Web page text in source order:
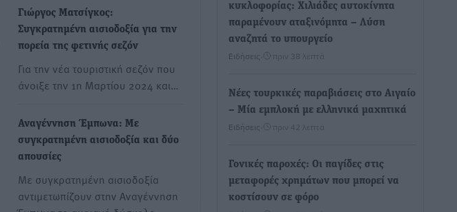
Γιώργος Ματσίγκος:
Συγκρατημένη αισιοδοξία για την
πορεία της φετινής σεζόν
Για την νέα τουριστική σεζόν που
άνοιξε την 1η Μαρτίου 2024 και…
Αναγέννηση Έμπωνα: Με
συγκρατημένη αισιοδοξία και δύο
απουσίες
Με συγκρατημένη αισιοδοξία
αντιμετωπίζουν στην Αναγέννηση
κυκλοφορίας: Χιλιάδες αυτοκίνητα
παραμένουν αταξινόμητα – Λύση
αναζητά το υπουργείο
Ειδήσεις πριν 38 λεπτά
Νέες τουρκικές παραβιάσεις στο Αιγαίο
– Μία εμπλοκή με ελληνικά μαχητικά
Ειδήσεις πριν 42 λεπτά
Γονικές παροχές: Οι παγίδες στις
μεταφορές χρημάτων που μπορεί να
κοστίσουν σε φόρο